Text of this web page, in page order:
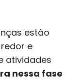
estão
e
atividades
nessa fase